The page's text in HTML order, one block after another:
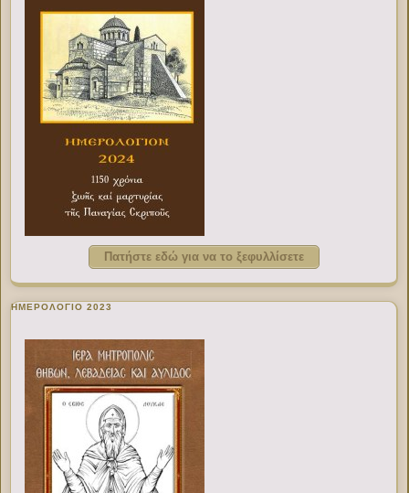
Πατήστε εδώ για να το ξεφυλλίσετε
ΗΜΕΡΟΛΟΓΙΟ 2023